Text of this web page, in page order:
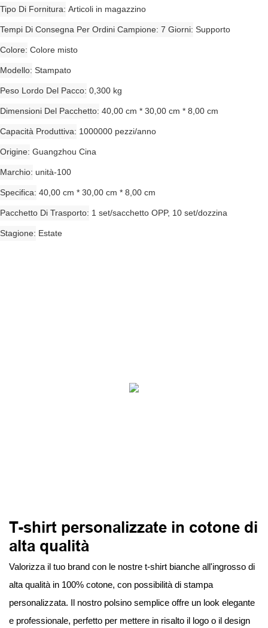
Tipo Di Fornitura Articoli in magazzino
Tempi Di Consegna Per Ordini Campione: 7 Giorni Supporto
Colore Colore misto
Modello Stampato
Peso Lordo Del Pacco 0,300 kg
Dimensioni Del Pacchetto 40,00 cm * 30,00 cm * 8,00 cm
Capacità Produttiva 1000000 pezzi/anno
Origine Guangzhou Cina
Marchio unità-100
Specifica 40,00 cm * 30,00 cm * 8,00 cm
Pacchetto Di Trasporto 1 set/sacchetto OPP, 10 set/dozzina
Stagione Estate
T-shirt personalizzate in cotone di
alta qualità
Valorizza il tuo brand con le nostre t-shirt bianche all'ingrosso di
alta qualità in 100% cotone, con possibilità di stampa
personalizzata. Il nostro polsino semplice offre un look elegante
e professionale, perfetto per mettere in risalto il logo o il design